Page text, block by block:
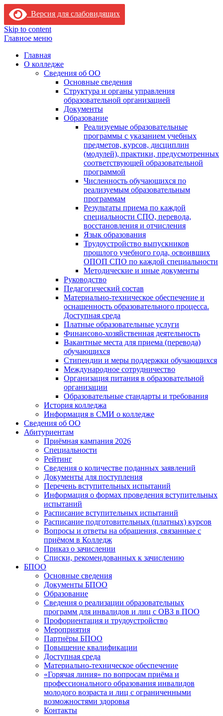
Версия для слабовидящих
Skip to content
Главное меню
Главная
О колледже
Сведения об ОО
Основные сведения
Структура и органы управления
образовательной организацией
Документы
Образование
Реализуемые образовательные
программы с указанием учебных
предметов, курсов, дисциплин
(модулей), практики, предусмотренных
соответствующей образовательной
программой
Численность обучающихся по
реализуемым образовательным
программам
Результаты приема по каждой
специальности СПО, перевода,
восстановления и отчисления
Язык образования
Трудоустройство выпускников
прошлого учебного года, освоивших
ОПОП СПО по каждой специальности
Методические и иные документы
Руководство
Педагогический состав
Материально-техническое обеспечение и
оснащенность образовательного процесса.
Доступная среда
Платные образовательные услуги
Финансово-хозяйственная деятельность
Вакантные места для приема (перевода)
обучающихся
Стипендии и меры поддержки обучающихся
Международное сотрудничество
Организация питания в образовательной
организации
Образовательные стандарты и требования
История колледжа
Информация в СМИ о колледже
Сведения об ОО
Абитуриентам
Приёмная кампания 2026
Специальности
Рейтинг
Сведения о количестве поданных заявлений
Документы для поступления
Перечень вступительных испытаний
Информация о формах проведения вступительных
испытаний
Расписание вступительных испытаний
Расписание подготовительных (платных) курсов
Вопросы и ответы на обращения, связанные с
приёмом в Колледж
Приказ о зачислении
Списки, рекомендованных к зачислению
БПОО
Основные сведения
Документы БПОО
Образование
Сведения о реализации образовательных
программ для инвалидов и лиц с ОВЗ в ПОО
Профориентация и трудоустройство
Мероприятия
Партнёры БПОО
Повышение квалификации
Доступная среда
Материально-техническое обеспечение
«Горячая линия» по вопросам приёма и
профессионального образования инвалидов
молодого возраста и лиц с ограниченными
возможностями здоровья
Контакты